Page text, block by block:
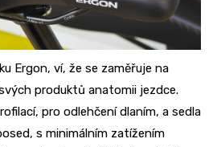
Ergon, ví, že se zaměřuje na
produktů anatomii jezdce.
pro odlehčení dlaním, a sedla
s minimálním zatížením